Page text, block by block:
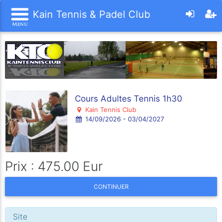
Kain Tennis & Padel Club
Cours Adultes Tennis 1h30
Kain Tennis Club
14/09/2026 - 03/04/2027
Prix : 475.00 Eur
CONTINUER
Site